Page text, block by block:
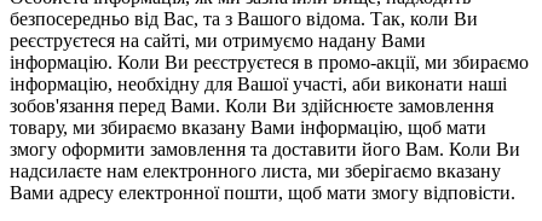
безпосередньо від Вас, та з Вашого відома. Так, коли Ви
реєструєтеся на сайті, ми отримуємо надану Вами
інформацію. Коли Ви реєструєтеся в промо-акції, ми збираємо
інформацію, необхідну для Вашої участі, аби виконати наші
зобов'язання перед Вами. Коли Ви здійснюєте замовлення
товару, ми збираємо вказану Вами інформацію, щоб мати
змогу оформити замовлення та доставити його Вам. Коли Ви
надсилаєте нам електронного листа, ми зберігаємо вказану
Вами адресу електронної пошти, щоб мати змогу відповісти.